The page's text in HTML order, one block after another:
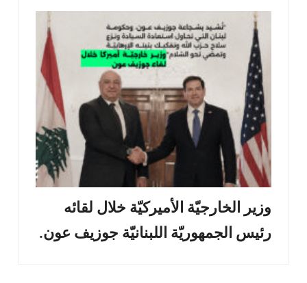
وزير الخارجيّة الأميركيّة خلال لقائه
رئيس الجمهوريّة اللبنانيّة جوزيف عون.